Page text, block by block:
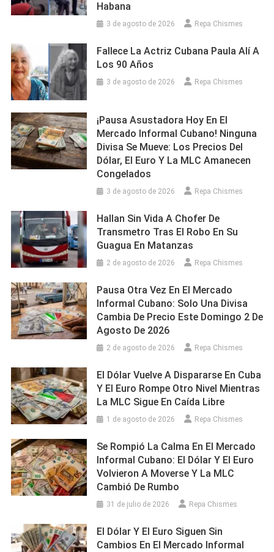
Habana
3 de agosto de 2026 Repa Chismes
Fallece La Actriz Cubana Paula Alí A
Los 90 Años
3 de agosto de 2026 Repa Chismes
¡Pausa Asustadora Hoy En El
Mercado Informal Cubano! Ninguna
Divisa Se Mueve: Los Precios Del
Dólar, El Euro Y La MLC Amanecen
Congelados
3 de agosto de 2026 Repa Chismes
Hallan Sin Vida A Chofer De
Transmetro Tras El Robo En Su
Guagua En Matanzas
2 de agosto de 2026 Repa Chismes
Pausa Otra Vez En El Mercado
Informal Cubano: Solo Una Divisa
Cambia De Precio Este Domingo 2 De
Agosto De 2026
2 de agosto de 2026 Repa Chismes
El Dólar Vuelve A Dispararse En Cuba
Y El Euro Rompe Otro Nivel Mientras
La MLC Sigue En Caída Libre
1 de agosto de 2026 Repa Chismes
Se Rompió La Calma En El Mercado
Informal Cubano: El Dólar Y El Euro
Volvieron A Moverse Y La MLC
Cambió De Rumbo
31 de julio de 2026 Repa Chismes
El Dólar Y El Euro Siguen Sin
Cambios En El Mercado Informal